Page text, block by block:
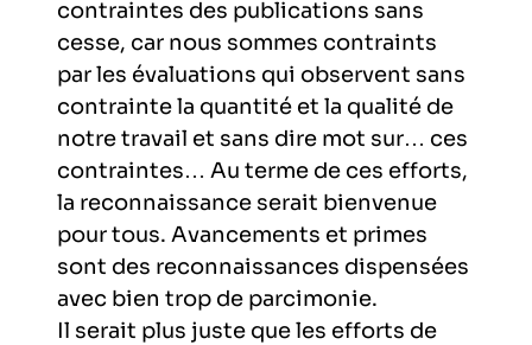
contraintes des publications sans
cesse, car nous sommes contraints
par les évaluations qui observent sans
contrainte la quantité et la qualité de
notre travail et sans dire mot sur… ces
contraintes… Au terme de ces efforts,
la reconnaissance serait bienvenue
pour tous. Avancements et primes
sont des reconnaissances dispensées
avec bien trop de parcimonie.
Il serait plus juste que les efforts de